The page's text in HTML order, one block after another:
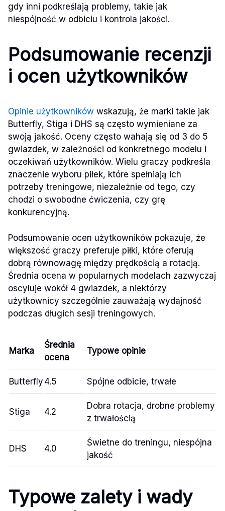
gdy inni podkreślają problemy, takie jak
niespójność w odbiciu i kontrola jakości.
Podsumowanie recenzji
i ocen użytkowników
Opinie użytkowników wskazują, że marki takie jak
Butterfly, Stiga i DHS są często wymieniane za
swoją jakość. Oceny często wahają się od 3 do 5
gwiazdek, w zależności od konkretnego modelu i
oczekiwań użytkowników. Wielu graczy podkreśla
znaczenie wyboru piłek, które spełniają ich
potrzeby treningowe, niezależnie od tego, czy
chodzi o swobodne ćwiczenia, czy grę
konkurencyjną.
Podsumowanie ocen użytkowników pokazuje, że
większość graczy preferuje piłki, które oferują
dobrą równowagę między prędkością a rotacją.
Średnia ocena w popularnych modelach zazwyczaj
oscyluje wokół 4 gwiazdek, a niektórzy
użytkownicy szczególnie zauważają wydajność
podczas długich sesji treningowych.
Marka
Średnia
ocena
Typowe opinie
Butterfly 4.5 Spójne odbicie, trwałe
Stiga 4.2
Dobra rotacja, drobne problemy
z trwałością
DHS 4.0
Świetne do treningu, niespójna
jakość
Typowe zalety i wady